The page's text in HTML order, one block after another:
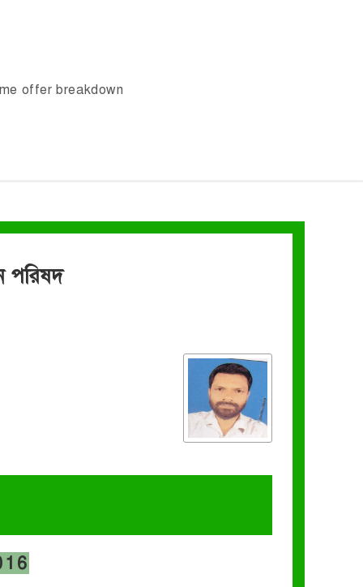
offer breakdown
পরিষদ